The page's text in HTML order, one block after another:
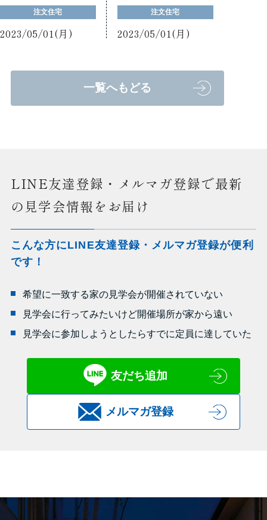
注文住宅
2023/05/01(月)
注文住宅
2023/05/01(月)
一覧へもどる
LINE友達登録・メルマガ登録で最新
の見学会情報をお届け
こんな方にLINE友達登録・メルマガ登録が便利
です！
希望に一致する家の見学会が開催されていない
見学会に行ってみたいけど開催場所が家から遠い
見学会に参加しようとしたらすでに定員に達していた
友だち追加
メルマガ登録